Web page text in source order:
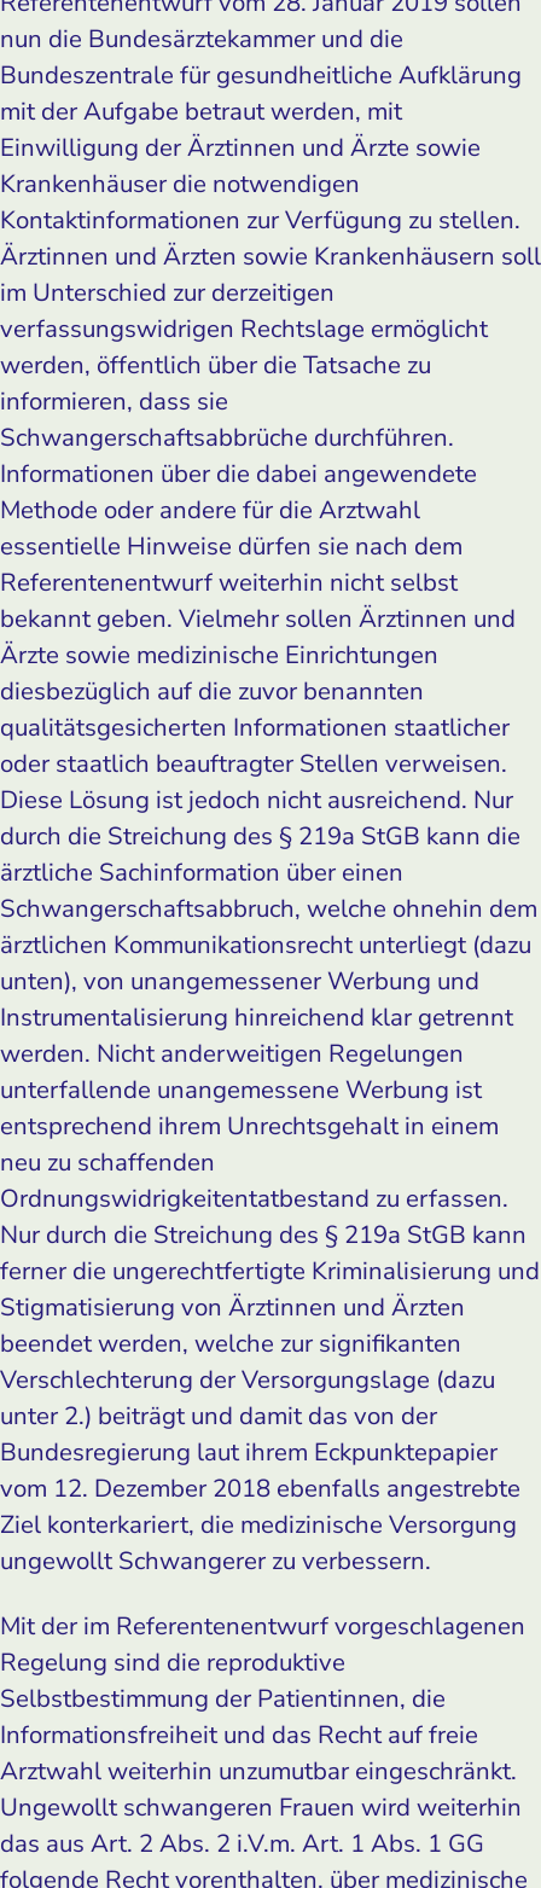
nun die Bundesärztekammer und die
Bundeszentrale für gesundheitliche Aufklärung
mit der Aufgabe betraut werden, mit
Einwilligung der Ärztinnen und Ärzte sowie
Krankenhäuser die notwendigen
Kontaktinformationen zur Verfügung zu stellen.
Ärztinnen und Ärzten sowie Krankenhäusern soll
im Unterschied zur derzeitigen
verfassungswidrigen Rechtslage ermöglicht
werden, öffentlich über die Tatsache zu
informieren, dass sie
Schwangerschaftsabbrüche durchführen.
Informationen über die dabei angewendete
Methode oder andere für die Arztwahl
essentielle Hinweise dürfen sie nach dem
Referentenentwurf weiterhin nicht selbst
bekannt geben. Vielmehr sollen Ärztinnen und
Ärzte sowie medizinische Einrichtungen
diesbezüglich auf die zuvor benannten
qualitätsgesicherten Informationen staatlicher
oder staatlich beauftragter Stellen verweisen.
Diese Lösung ist jedoch nicht ausreichend. Nur
durch die Streichung des § 219a StGB kann die
ärztliche Sachinformation über einen
Schwangerschaftsabbruch, welche ohnehin dem
ärztlichen Kommunikationsrecht unterliegt (dazu
unten), von unangemessener Werbung und
Instrumentalisierung hinreichend klar getrennt
werden. Nicht anderweitigen Regelungen
unterfallende unangemessene Werbung ist
entsprechend ihrem Unrechtsgehalt in einem
neu zu schaffenden
Ordnungswidrigkeitentatbestand zu erfassen.
Nur durch die Streichung des § 219a StGB kann
ferner die ungerechtfertigte Kriminalisierung und
Stigmatisierung von Ärztinnen und Ärzten
beendet werden, welche zur signifikanten
Verschlechterung der Versorgungslage (dazu
unter 2.) beiträgt und damit das von der
Bundesregierung laut ihrem Eckpunktepapier
vom 12. Dezember 2018 ebenfalls angestrebte
Ziel konterkariert, die medizinische Versorgung
ungewollt Schwangerer zu verbessern.
Mit der im Referentenentwurf vorgeschlagenen
Regelung sind die reproduktive
Selbstbestimmung der Patientinnen, die
Informationsfreiheit und das Recht auf freie
Arztwahl weiterhin unzumutbar eingeschränkt.
Ungewollt schwangeren Frauen wird weiterhin
das aus Art. 2 Abs. 2 i.V.m. Art. 1 Abs. 1 GG
folgende Recht vorenthalten, über medizinische